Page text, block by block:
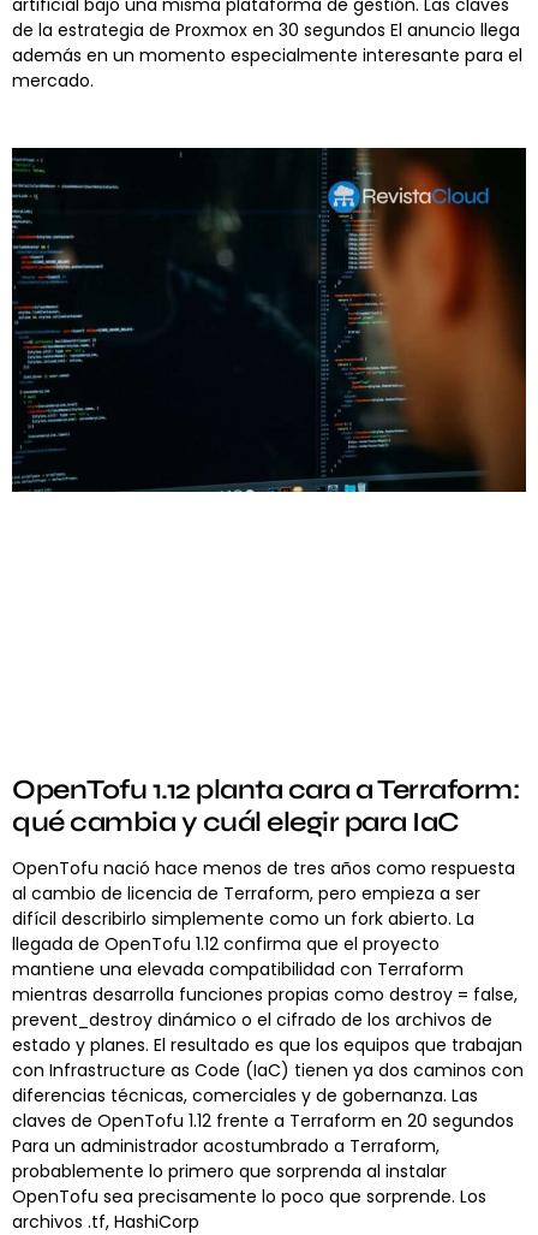
artificial bajo una misma plataforma de gestión. Las claves
de la estrategia de Proxmox en 30 segundos El anuncio llega
además en un momento especialmente interesante para el
mercado.
OpenTofu 1.12 planta cara a Terraform:
qué cambia y cuál elegir para IaC
OpenTofu nació hace menos de tres años como respuesta
al cambio de licencia de Terraform, pero empieza a ser
difícil describirlo simplemente como un fork abierto. La
llegada de OpenTofu 1.12 confirma que el proyecto
mantiene una elevada compatibilidad con Terraform
mientras desarrolla funciones propias como destroy = false,
prevent_destroy dinámico o el cifrado de los archivos de
estado y planes. El resultado es que los equipos que trabajan
con Infrastructure as Code (IaC) tienen ya dos caminos con
diferencias técnicas, comerciales y de gobernanza. Las
claves de OpenTofu 1.12 frente a Terraform en 20 segundos
Para un administrador acostumbrado a Terraform,
probablemente lo primero que sorprenda al instalar
OpenTofu sea precisamente lo poco que sorprende. Los
archivos .tf, HashiCorp